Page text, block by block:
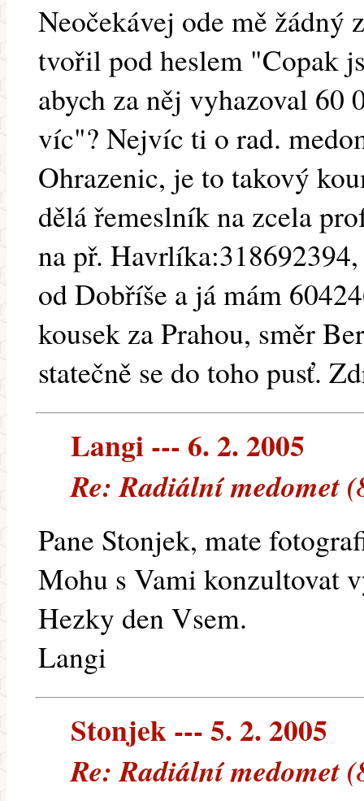
Neočekávej ode mě žádný
tvořil pod heslem "Copak
abych za něj vyhazoval 60
víc"? Nejvíc ti o rad.
Ohrazenic, je to takový
dělá řemeslník na zcela
na př.
od Dobříše a já mám
kousek za Prahou, směr
statečně se do toho pusť.
Langi --- 6. 2. 2005
Re: Radiální medomet
Pane Stonjek, mate
Mohu s Vami konzultovat
Hezky den Vsem.
Langi
Stonjek --- 5. 2. 2005
Re: Radiální medomet